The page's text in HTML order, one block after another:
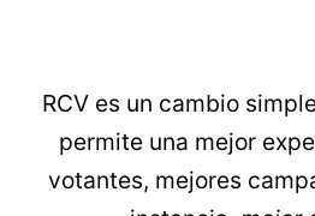
RCV es un cambio
permite una mejor
votantes, mejores